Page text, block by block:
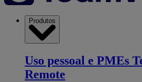
Produtos
Uso pessoal e PMEs
Remote